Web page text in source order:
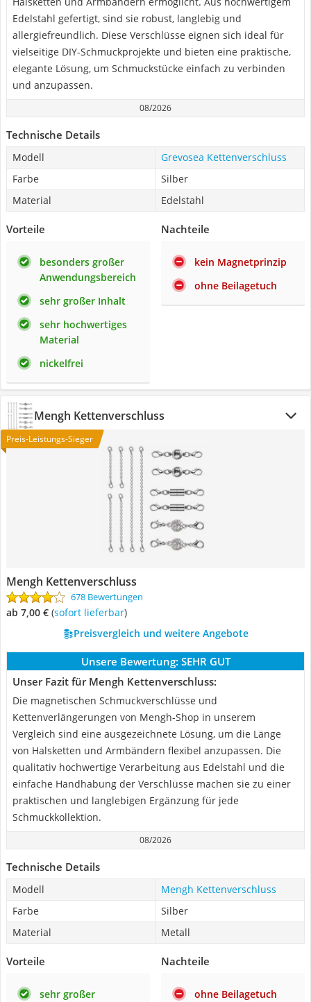
Edelstahl gefertigt, sind sie robust, langlebig und
allergiefreundlich. Diese Verschlüsse eignen sich ideal für
vielseitige DIY-Schmuckprojekte und bieten eine praktische,
elegante Lösung, um Schmuckstücke einfach zu verbinden
und anzupassen.
08/2026
Technische Details
Modell
Grevosea Kettenverschluss
Farbe
Silber
Material
Edelstahl
Vorteile
besonders großer
Anwendungsbereich
sehr großer Inhalt
sehr hochwertiges
Material
nickelfrei
Nachteile
kein Magnetprinzip
ohne Beilagetuch
Mengh Kettenverschluss
Preis-Leistungs-Sieger
Mengh Kettenverschluss
678 Bewertungen
ab 7,00 € ( Sofort lieferbar)
Preisvergleich und weitere Angebote
Unsere Bewertung: SEHR GUT
Unser Fazit für Mengh Kettenverschluss:
Die magnetischen Schmuckverschlüsse und
Kettenverlängerungen von Mengh-Shop in unserem
Vergleich sind eine ausgezeichnete Lösung, um die Länge
von Halsketten und Armbändern flexibel anzupassen. Die
qualitativ hochwertige Verarbeitung aus Edelstahl und die
einfache Handhabung der Verschlüsse machen sie zu einer
praktischen und langlebigen Ergänzung für jede
Schmuckkollektion.
08/2026
Technische Details
Modell
Mengh Kettenverschluss
Farbe
Silber
Material
Metall
Vorteile
sehr großer
Nachteile
ohne Beilagetuch